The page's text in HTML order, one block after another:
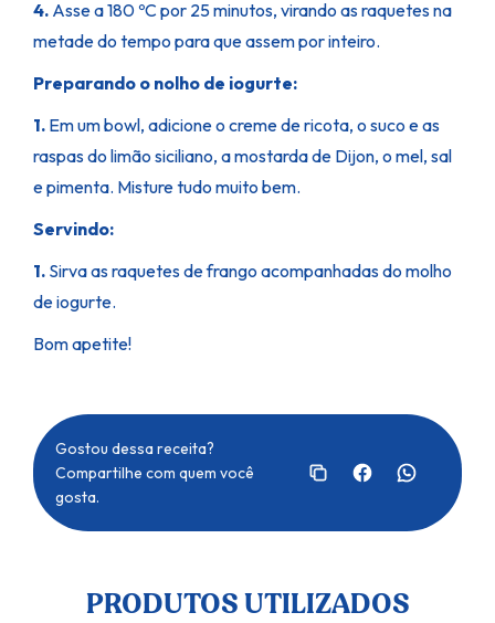
4. Asse a 180 ºC por 25 minutos, virando as raquetes na
metade do tempo para que assem por inteiro.
Preparando o nolho de iogurte:
1. Em um bowl, adicione o creme de ricota, o suco e as
raspas do limão siciliano, a mostarda de Dijon, o mel, sal
e pimenta. Misture tudo muito bem.
Servindo:
1. Sirva as raquetes de frango acompanhadas do molho
de iogurte.
Bom apetite!
Gostou dessa receita?
Compartilhe com quem você
gosta.
PRODUTOS UTILIZADOS